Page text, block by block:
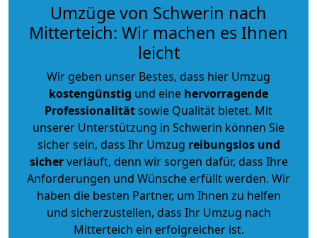
Umzüge von Schwerin nach
Mitterteich: Wir machen es Ihnen
leicht
Wir geben unser Bestes, dass hier Umzug
kostengünstig und eine hervorragende
Professionalitätsowie Qualität bietet. Mit
unserer Unterstützung in Schwerin können Sie
sicher sein, dass Ihr Umzug reibungslos und
sicherverläuft, denn wir sorgen dafür, dass Ihre
Anforderungen und Wünsche erfüllt werden. Wir
haben die besten Partner, um Ihnen zu helfen
und sicherzustellen, dass Ihr Umzug nach
Mitterteich ein erfolgreicher ist.